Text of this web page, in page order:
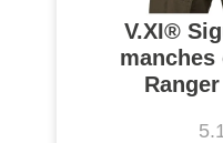
V.XI®
manches